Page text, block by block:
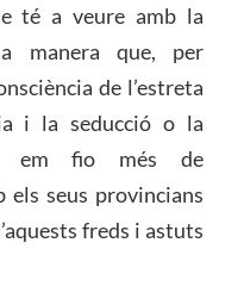
té a veure amb la
manera que, per
de l’estreta
i la seducció o la
em fio més de
els seus provincians
freds i astuts